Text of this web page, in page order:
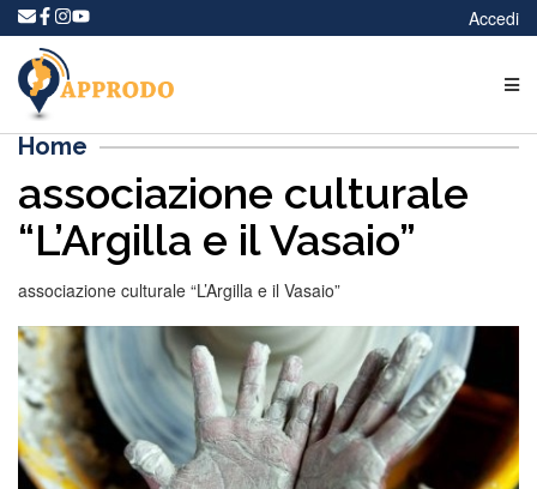
Accedi
Home
associazione culturale
“L’Argilla e il Vasaio”
associazione culturale “L’Argilla e il Vasaio”